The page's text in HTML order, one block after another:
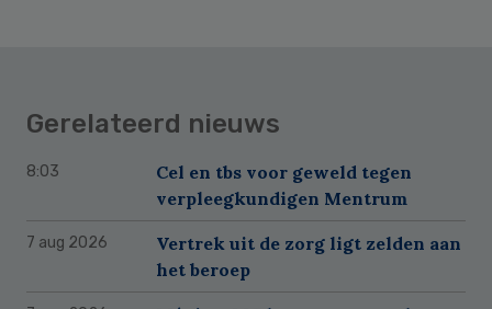
Gerelateerd nieuws
8:03
Cel en tbs voor geweld tegen
verpleegkundigen Mentrum
7 aug 2026
Vertrek uit de zorg ligt zelden aan
het beroep